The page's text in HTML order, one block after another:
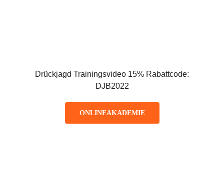
Drückjagd Trainingsvideo 15% Rabattcode:
DJB2022
ONLINEAKADEMIE